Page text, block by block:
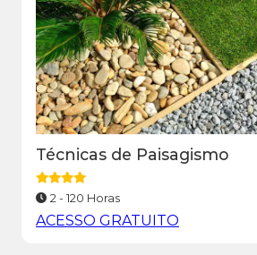
Técnicas de Paisagismo
2 - 120 Horas
ACESSO GRATUITO